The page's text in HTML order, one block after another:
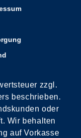
zzgl.
beschrieben.
oder
Wir behalten
auf Vorkasse